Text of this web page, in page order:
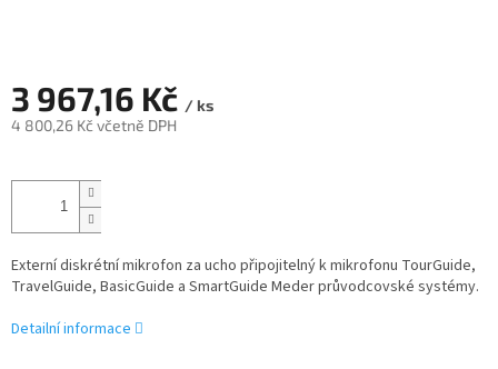
3 967,16 Kč / ks
4 800,26 Kč včetně DPH
cena:
Externí diskrétní mikrofon za ucho připojitelný k mikrofonu TourGuide,
TravelGuide, BasicGuide a SmartGuide Meder průvodcovské systémy.
Detailní informace